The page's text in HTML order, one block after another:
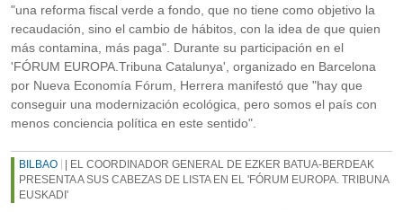
"una reforma fiscal verde a fondo, que no tiene como objetivo la
recaudación, sino el cambio de hábitos, con la idea de que quien
más contamina, más paga". Durante su participación en el
'FÓRUM EUROPA.Tribuna Catalunya', organizado en Barcelona
por Nueva Economía Fórum, Herrera manifestó que "hay que
conseguir una modernización ecológica, pero somos el país con
menos conciencia política en este sentido".
BILBAO
| EL COORDINADOR GENERAL DE EZKER BATUA-BERDEAK
PRESENTA A SUS CABEZAS DE LISTA EN EL 'FÓRUM EUROPA. TRIBUNA
EUSKADI'